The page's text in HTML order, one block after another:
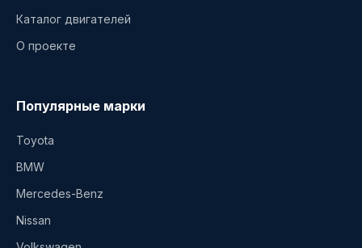
Каталог двигателей
О проекте
Популярные марки
Toyota
BMW
Mercedes-Benz
Nissan